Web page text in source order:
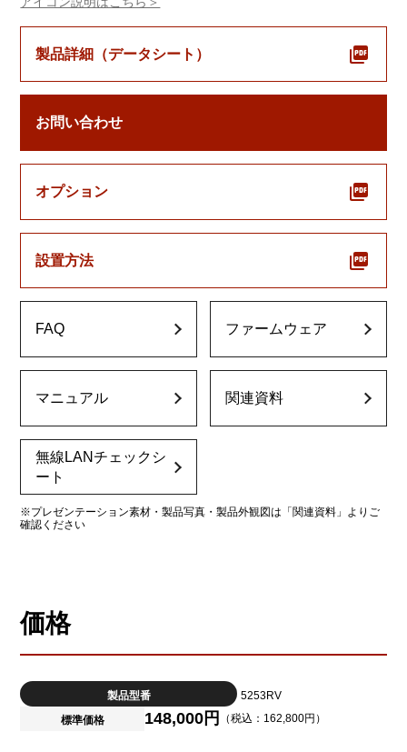
製品詳細（データシート）
お問い合わせ
オプション
設置方法
FAQ ファームウェア
マニュアル 関連資料
無線LANチェックシ
ート
※プレゼンテーション素材・製品写真・製品外観図は「関連資料」よりご
確認ください
価格
製品型番
5253RV
標準価格
148,000円 （税込：162,800円）